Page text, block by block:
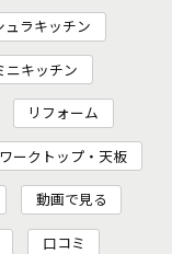
ュラキッチン
ニキッチン
リフォーム
ワークトップ・天板
動画で見る
口コミ